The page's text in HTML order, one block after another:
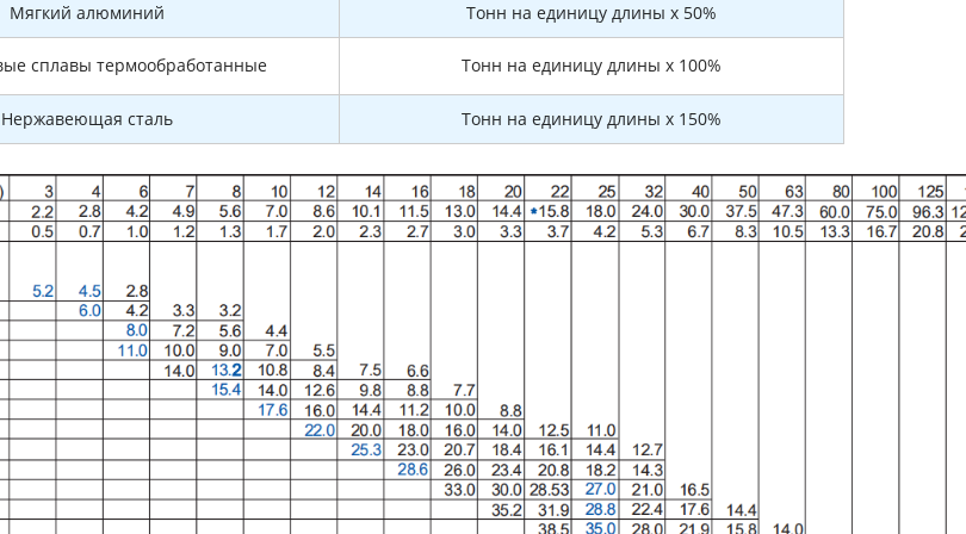
Мягкий алюминий
Тонн на единицу длины x 50%
сплавы термообработанные Тонн на единицу длины x 100%
Нержавеющая сталь Тонн на единицу длины x 150%